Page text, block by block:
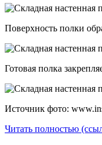
Поверхность полки
Готовая полка
Источник фото:
Читать полностью